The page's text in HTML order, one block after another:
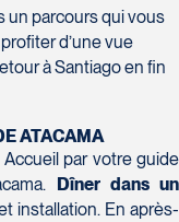
un parcours qui vous
d’une vue
à Santiago en fin
ATACAMA
Accueil par votre guide
Dîner dans un
installation. En après-